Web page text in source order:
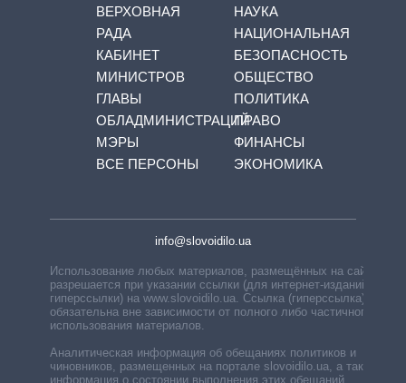
ВЕРХОВНАЯ
РАДА
КАБИНЕТ
МИНИСТРОВ
ГЛАВЫ
ОБЛАДМИНИСТРАЦИЙ
МЭРЫ
ВСЕ ПЕРСОНЫ
НАУКА
НАЦИОНАЛЬНАЯ
БЕЗОПАСНОСТЬ
ОБЩЕСТВО
ПОЛИТИКА
ПРАВО
ФИНАНСЫ
ЭКОНОМИКА
info@slovoidilo.ua
Использование любых материалов, размещённых на сайте,
разрешается при указании ссылки (для интернет-изданий —
гиперссылки) на www.slovoidilo.ua. Ссылка (гиперссылка)
обязательна вне зависимости от полного либо частичного
использования материалов.
Аналитическая информация об обещаниях политиков и
чиновников, размещенных на портале slovoidilo.ua, а также
информация о состоянии выполнения этих обещаний,